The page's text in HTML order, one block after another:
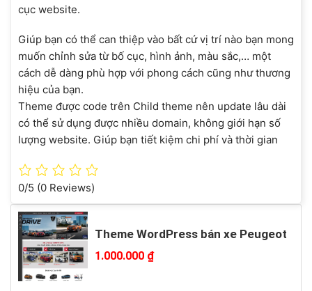
cục website.
Giúp bạn có thể can thiệp vào bất cứ vị trí nào bạn mong
muốn chỉnh sửa từ bố cục, hình ảnh, màu sắc,… một
cách dễ dàng phù hợp với phong cách cũng như thương
hiệu của bạn.
Theme được code trên Child theme nên update lâu dài
có thể sử dụng được nhiều domain, không giới hạn số
lượng website. Giúp bạn tiết kiệm chi phí và thời gian
0/5 (0 Reviews)
Theme WordPress bán xe Peugeot
1.000.000 ₫